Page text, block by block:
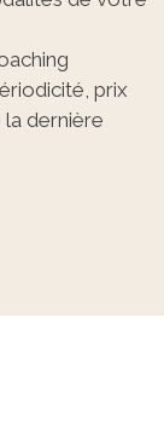
prix
la dernière